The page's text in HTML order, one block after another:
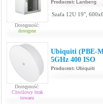
Dostępność:
dostępne
Producent: Lanberg
Szafa 12U 19",
Dostępność:
Chwilowy brak
towaru
Ubiquiti (PBE-
5GHz 400 ISO
Producent: Ubiquiti